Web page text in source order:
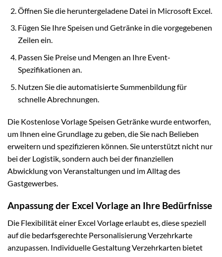
Öffnen Sie die heruntergeladene Datei in Microsoft Excel.
Fügen Sie Ihre Speisen und Getränke in die vorgegebenen
Zeilen ein.
Passen Sie Preise und Mengen an Ihre Event-
Spezifikationen an.
Nutzen Sie die automatisierte Summenbildung für
schnelle Abrechnungen.
Die Kostenlose Vorlage Speisen Getränke wurde entworfen,
um Ihnen eine Grundlage zu geben, die Sie nach Belieben
erweitern und spezifizieren können. Sie unterstützt nicht nur
bei der Logistik, sondern auch bei der finanziellen
Abwicklung von Veranstaltungen und im Alltag des
Gastgewerbes.
Anpassung der Excel Vorlage an Ihre Bedürfnisse
Die Flexibilität einer Excel Vorlage erlaubt es, diese speziell
auf die bedarfsgerechte Personalisierung Verzehrkarte
anzupassen. Individuelle Gestaltung Verzehrkarten bietet